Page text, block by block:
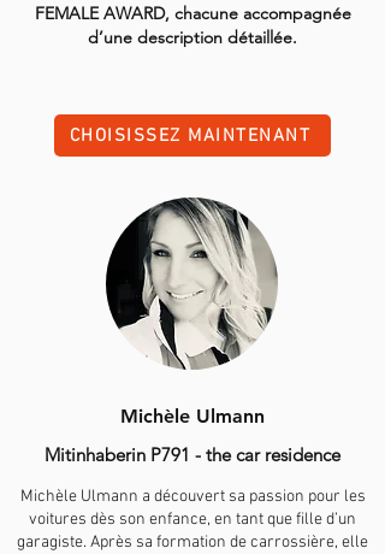
FEMALE AWARD, chacune accompagnée
d’une description détaillée.
CHOISISSEZ MAINTENANT
Michèle Ulmann
Mitinhaberin P791 - the car residence
Michèle Ulmann a découvert sa passion pour les
voitures dès son enfance, en tant que fille d’un
garagiste. Après sa formation de carrossière, elle